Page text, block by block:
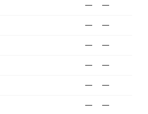
— —
— —
— —
— —
— —
— —